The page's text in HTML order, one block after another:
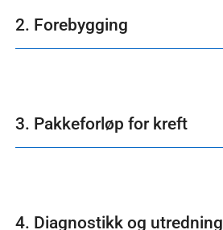
2. Forebygging
3. Pakkeforløp for kreft
4. Diagnostikk og utredning